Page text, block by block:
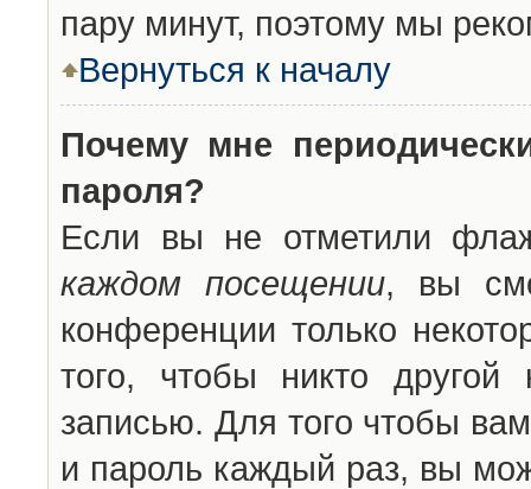
пару минут, поэтому мы
Вернуться к началу
Почему мне
пароля?
Если вы не отметили
каждом посещении, вы
конференции только
того, чтобы никто другой
записью. Для того чтобы
и пароль каждый раз, вы